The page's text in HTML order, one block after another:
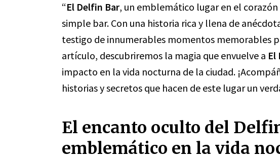
“El Delfin Bar, un emblemático lugar en el corazón
simple bar. Con una historia rica y llena de
testigo de innumerables momentos memorables
artículo, descubriremos la magia que envuelve a El
impacto en la vida nocturna de la ciudad.
historias y secretos que hacen de este lugar un
El encanto oculto del
emblemático en la vida